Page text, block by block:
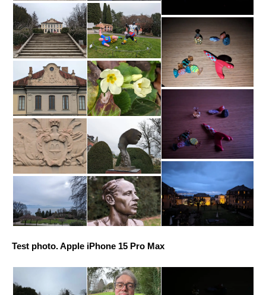
Test photo. Apple iPhone 15 Pro Max